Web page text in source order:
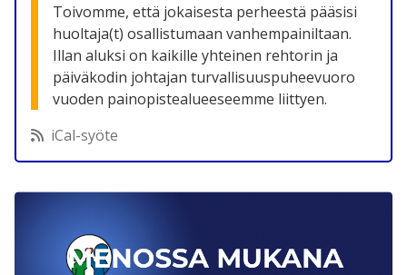
Toivomme, että jokaisesta perheestä pääsisi
huoltaja(t) osallistumaan vanhempainiltaan.
Illan aluksi on kaikille yhteinen rehtorin ja
päiväkodin johtajan turvallisuuspuheevuoro
vuoden painopistealueeseemme liittyen.
iCal-syöte